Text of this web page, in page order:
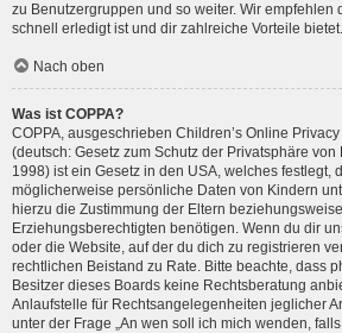
zu Benutzergruppen und so weiter. Wir empfehlen
schnell erledigt ist und dir zahlreiche Vorteile bietet.
Nach oben
Was ist COPPA?
COPPA, ausgeschrieben Children’s Online
(deutsch: Gesetz zum Schutz der Privatsphäre von
1998) ist ein Gesetz in den USA, welches festlegt,
möglicherweise persönliche Daten von Kindern
hierzu die Zustimmung der Eltern
Erziehungsberechtigten benötigen. Wenn du dir
oder die Website, auf der du dich zu registrieren
rechtlichen Beistand zu Rate. Bitte beachte, dass
Besitzer dieses Boards keine Rechtsberatung
Anlaufstelle für Rechtsangelegenheiten jeglicher
unter der Frage „An wen soll ich mich wenden,